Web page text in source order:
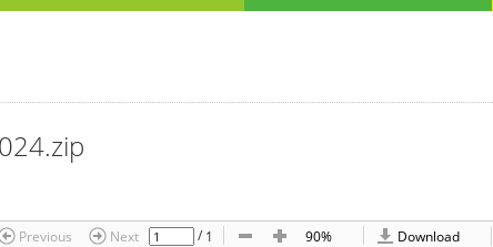
Previous Next / 1 90% Download